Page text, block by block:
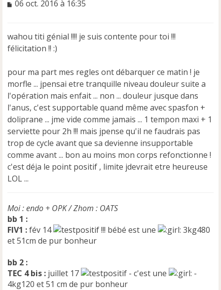
M
a
g
n
o
n
l
u
06 oct. 2016 à 16:35
wahou titi génial !!!! je suis contente pour toi !!!
félicitation !! :)
pour ma part mes regles ont débarquer ce matin ! je
morfle ... jpensai etre tranquille niveau douleur suite a
l'opération mais enfait ... non ... douleur jusque dans
l'anus, c'est supportable quand même avec spasfon +
doliprane ... jme vide comme jamais ... 1 tempon maxi + 1
serviette pour 2h !!! mais jpense qu'il ne faudrais pas
trop de cycle avant que sa devienne insupportable
comme avant ... bon au moins mon corps refonctionne !
c'est déja le point positif , limite jdevrait etre heureuse
LOL ...
Moi : endo + OPK / Zhom : OATS
bb 1 :
FIV1 :fév 14 !!! bébé est une
3kg480
et 51cm de pur bonheur
bb 2 :
TEC 4 bis : juillet 17 - c'est une
-
4kg120 et 51 cm de pur bonheur